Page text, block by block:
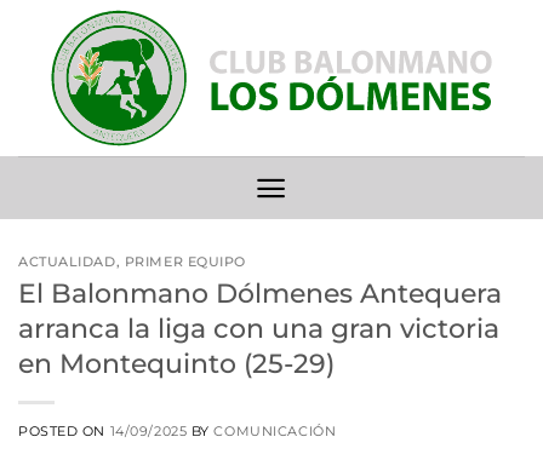
contenido
ACTUALIDAD, PRIMER EQUIPO
El Balonmano Dólmenes Antequera
arranca la liga con una gran victoria
en Montequinto (25-29)
POSTED ON 14/09/2025 BYCOMUNICACIÓN